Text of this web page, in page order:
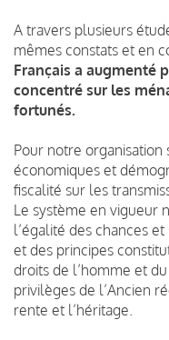
A travers plusieurs
mêmes constats et en
Français a augmenté
concentré sur les
fortunés.
Pour notre organisation
économiques et
fiscalité sur les
Le système en vigueur
l’égalité des chances
et des principes
droits de l’homme et
privilèges de l’Ancien
rente et l’héritage.